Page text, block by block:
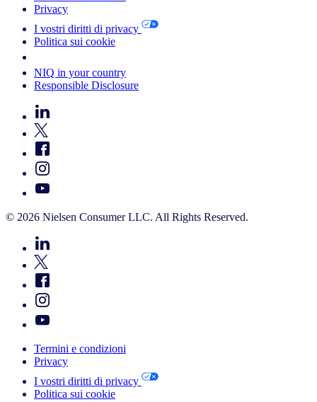
Privacy
I vostri diritti di privacy
Politica sui cookie
NIQ in your country
Responsible Disclosure
© 2026 Nielsen Consumer LLC. All Rights Reserved.
Termini e condizioni
Privacy
I vostri diritti di privacy
Politica sui cookie